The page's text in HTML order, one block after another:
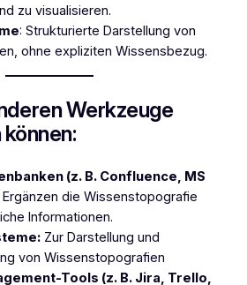
zu visualisieren.
: Strukturierte Darstellung von
ohne expliziten Wissensbezug.
Werkzeuge
(z. B. Confluence, MS
Ergänzen die Wissenstopografie
Informationen.
Zur Darstellung und
von Wissenstopografien
Tools (z. B. Jira, Trello,